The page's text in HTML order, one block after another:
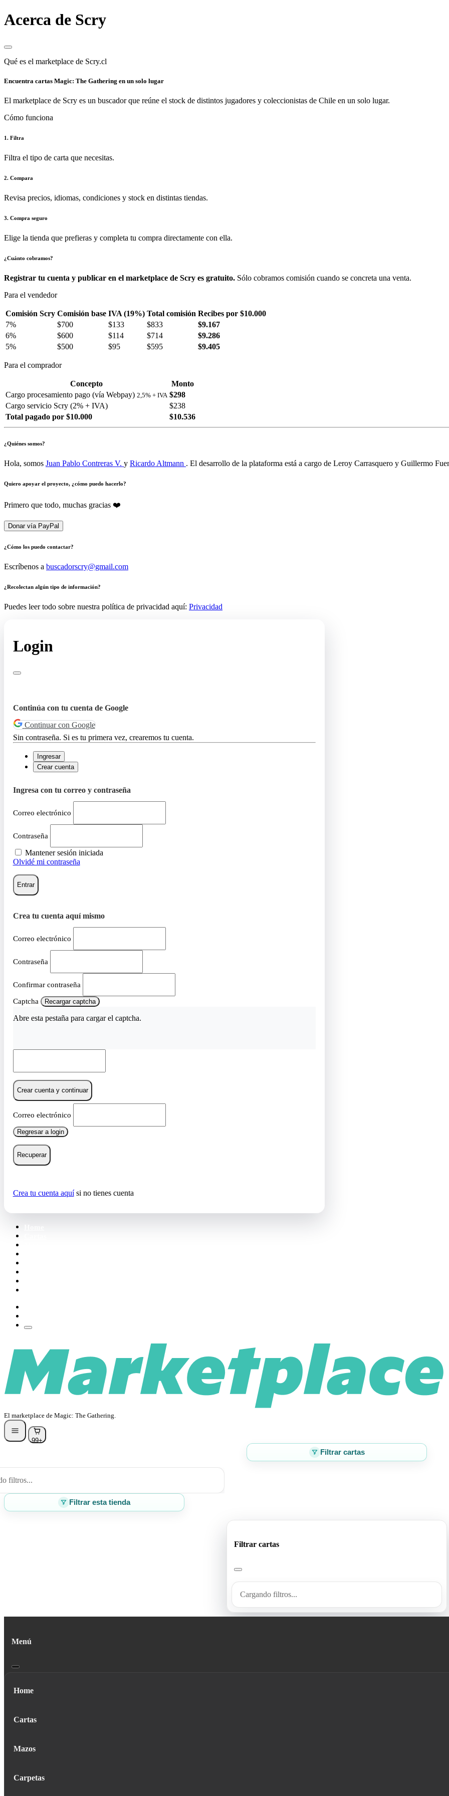
Acerca de Scry
Qué es el marketplace de Scry.cl
Encuentra cartas Magic: The Gathering en un solo lugar
El marketplace de Scry es un buscador que reúne el stock de distintos jugadores y coleccionistas de Chile en un solo lugar.
Cómo funciona
1. Filtra
Filtra el tipo de carta que necesitas.
2. Compara
Revisa precios, idiomas, condiciones y stock en distintas tiendas.
3. Compra seguro
Elige la tienda que prefieras y completa tu compra directamente con ella.
¿Cuánto cobramos?
Registrar tu cuenta y publicar en el marketplace de Scry es gratuito. Sólo cobramos comisión cuando se concreta una venta.
Para el vendedor
Comisión Scry Comisión base IVA (19%) Total comisión Recibes por $10.000
7%
$700 $133 $833
$9.167
6%
$600 $114 $714
$9.286
5%
$500 $95 $595 $9.405
Para el comprador
Concepto
Monto
Cargo procesamiento pago (vía Webpay) 2,5% + IVA $298
Cargo servicio Scry (2% + IVA)
$238
Total pagado por $10.000
$10.536
¿Quiénes somos?
Hola, somos Juan Pablo Contreras V. y Ricardo Altmann . El desarrollo de la plataforma está a cargo de Leroy Carrasquero y Guillermo
Quiero apoyar el proyecto, ¿cómo puedo hacerlo?
Primero que todo, muchas gracias ❤️
Donar vía PayPal
¿Cómo los puedo contactar?
Escríbenos a buscadorscry@gmail.com
¿Recolectan algún tipo de información?
Puedes leer todo sobre nuestra política de privacidad aquí: Privacidad
Login
Continúa con tu cuenta de Google
Continuar con Google
Sin contraseña. Si es tu primera vez, crearemos tu cuenta.
Ingresar
Crear cuenta
Ingresa con tu correo y contraseña
Correo electrónico
Contraseña
Mantener sesión iniciada
Olvidé mi contraseña
Entrar
Crea tu cuenta aquí mismo
Correo electrónico
Contraseña
Confirmar contraseña
Captcha Recargar captcha
Abre esta pestaña para cargar el captcha.
Crear cuenta y continuar
Correo electrónico
Regresar a login
Recuperar
Crea tu cuenta aquísi no tienes cuenta
El marketplace de Magic: The Gathering.
99+
Filtrar cartas
filtros...
Filtrar esta tienda
Filtrar cartas
Cargando filtros...
Menú
Home
Cartas
Mazos
Carpetas